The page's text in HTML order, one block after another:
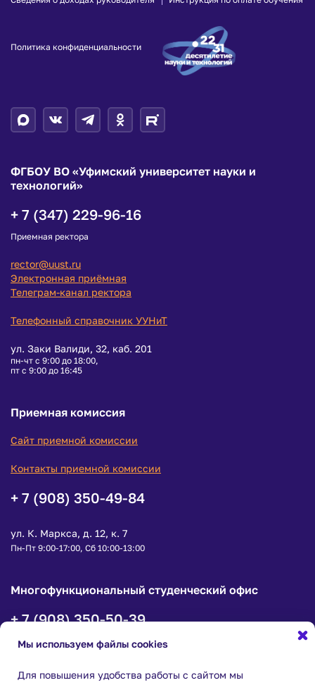
Политика конфиденциальности
ФГБОУ ВО «Уфимский университет науки и
технологий»
+ 7 (347) 229-96-16
Приемная ректора
rector@uust.ru
Электронная приёмная
Телеграм-канал ректора
Телефонный справочник УУНиТ
ул. Заки Валиди, 32, каб. 201
пн-чт с 9:00 до 18:00,
пт с 9:00 до 16:45
Приемная комиссия
Сайт приемной комиссии
Контакты приемной комиссии
+ 7 (908) 350-49-84
ул. К. Маркса, д. 12, к. 7
Пн-Пт 9:00-17:00, Сб 10:00-13:00
Многофункциональный студенческий офис
+ 7 (908) 350-50-39
пн-чт с 9:00 до 18:00, пт с 9:00 до 16:45
Мы используем файлы cookies
Для повышения удобства работы с сайтом мы